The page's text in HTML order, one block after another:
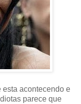
esta acontecendo e
parece que